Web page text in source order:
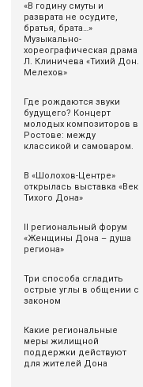
«В годину смуты и
разврата не осудите,
братья, брата…»
Музыкально-
хореографическая драма
Л. Клиничева «Тихий Дон.
Мелехов»
Где рождаются звуки
будущего? Концерт
молодых композиторов в
Ростове: между
классикой и самоваром.
В «Шолохов-Центре»
открылась выставка «Век
Тихого Дона»
II региональный форум
«Женщины Дона – душа
региона»
Три способа сгладить
острые углы в общении с
законом
Какие региональные
меры жилищной
поддержки действуют
для жителей Дона